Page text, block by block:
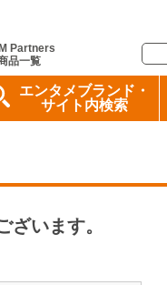
Partners
品一覧
エンタメブランド・
サイト内検索
ざいます。